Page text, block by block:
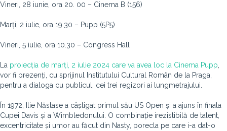
Vineri, 28 iunie, ora 20. 00 – Cinema B (156)
Marți, 2 iulie, ora 19.30 – Pupp (5P5)
Vineri, 5 iulie, ora 10.30 – Congress Hall
La proiecția de marți, 2 iulie 2024 care va avea loc la Cinema Pupp
vor fi prezenți, cu sprijinul Institutului Cultural Român de la Praga,
pentru a dialoga cu publicul, cei trei regizori ai lungmetrajului.
În 1972, Ilie Năstase a câștigat primul său US Open și a ajuns în finala
Cupei Davis și a Wimbledonului. O combinație irezistibilă de talent,
excentricitate și umor au făcut din Nasty, porecla pe care i-a dat-o